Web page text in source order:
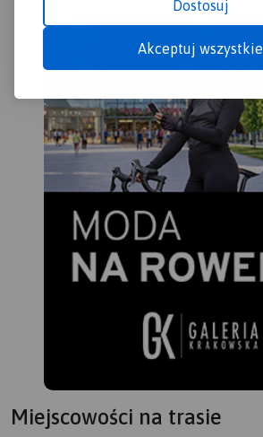
Dostosuj
Akceptuj wszystkie
Miejscowości na trasie